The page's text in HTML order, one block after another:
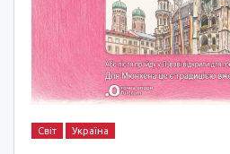
Світ Україна